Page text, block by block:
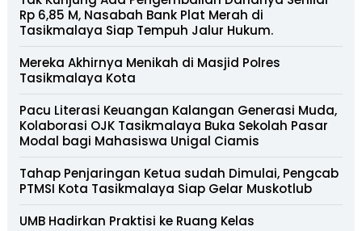
Rp 6,85 M, Nasabah Bank Plat Merah di
Tasikmalaya Siap Tempuh Jalur Hukum.
Mereka Akhirnya Menikah di Masjid Polres
Tasikmalaya Kota
Pacu Literasi Keuangan Kalangan Generasi Muda,
Kolaborasi OJK Tasikmalaya Buka Sekolah Pasar
Modal bagi Mahasiswa Unigal Ciamis
Tahap Penjaringan Ketua sudah Dimulai, Pengcab
PTMSI Kota Tasikmalaya Siap Gelar Muskotlub
UMB Hadirkan Praktisi ke Ruang Kelas